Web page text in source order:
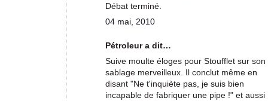
Débat terminé.
04 mai, 2010
Pétroleur a dit…
Suive moulte éloges pour Stoufflet sur son
sablage merveilleux. Il conclut même en
disant "Ne t'inquiète pas, je suis bien
incapable de fabriquer une pipe !" et aussi